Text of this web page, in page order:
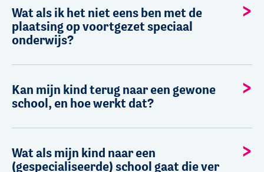
Wat als ik het niet eens ben met de
plaatsing op voortgezet speciaal
onderwijs?
Kan mijn kind terug naar een gewone
school, en hoe werkt dat?
Wat als mijn kind naar een
(gespecialiseerde) school gaat die ver